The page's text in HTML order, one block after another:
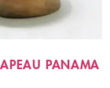
PANAMA